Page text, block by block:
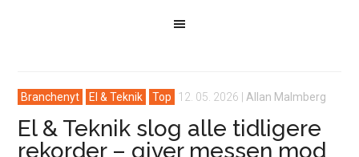
Branchenyt El & Teknik Top 12. 05. 2026 Allan Malmberg
El & Teknik slog alle tidligere
rekorder – giver messen mod